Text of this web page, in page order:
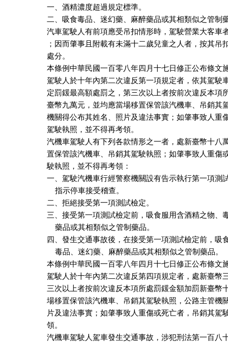
一、酒精濃度超過規定標準。
二、吸食毒品、迷幻藥、麻醉藥品或其相類似之管制
汽車駕駛人有前項應受吊扣情形時，駕駛營業大客車
；因而肇事且附載有未滿十二歲兒童之人者，按其吊
處分。
本條例中華民國一百零八年四月十七日修正公布條文
駕駛人於十年內第二次違反第一項規定者，依其駕駛
定罰鍰最高額處罰之，第三次以上者按前次違反本項
臺幣九萬元，並均應當場移置保管該汽機車、吊銷其
機關得公布其姓名、照片及違法事實；如肇事致人重
駕駛執照，並不得再考領。
汽機車駕駛人有下列各款情形之一者，處新臺幣十八
置保管該汽機車、吊銷其駕駛執照；如肇事致人重傷
駛執照，並不得再考領：
一、駕駛汽機車行經警察機關設有告示執行第一項測
    指示停車接受稽查。
二、拒絕接受第一項測試檢定。
三、接受第一項測試檢定前，吸食服用含酒精之物、
    藥品或其相類似之管制藥品。
四、發生交通事故後，在接受第一項測試檢定前，吸
    毒品、迷幻藥、麻醉藥品或其相類似之管制藥品。
本條例中華民國一百零八年四月十七日修正公布條文
駕駛人於十年內第二次違反第四項規定者，處新臺幣
三次以上者按前次違反本項所處罰鍰金額加罰新臺幣
場移置保管該汽機車、吊銷其駕駛執照，公路主管機
片及違法事實；如肇事致人重傷或死亡者，吊銷其駕
領。
汽機車駕駛人駕車發生交通事故，涉犯刑法第一百八